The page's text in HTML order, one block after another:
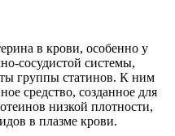
в крови, особенно у
сосудистой системы,
группы статинов. К ним
средство, созданное для
низкой плотности,
в плазме крови.